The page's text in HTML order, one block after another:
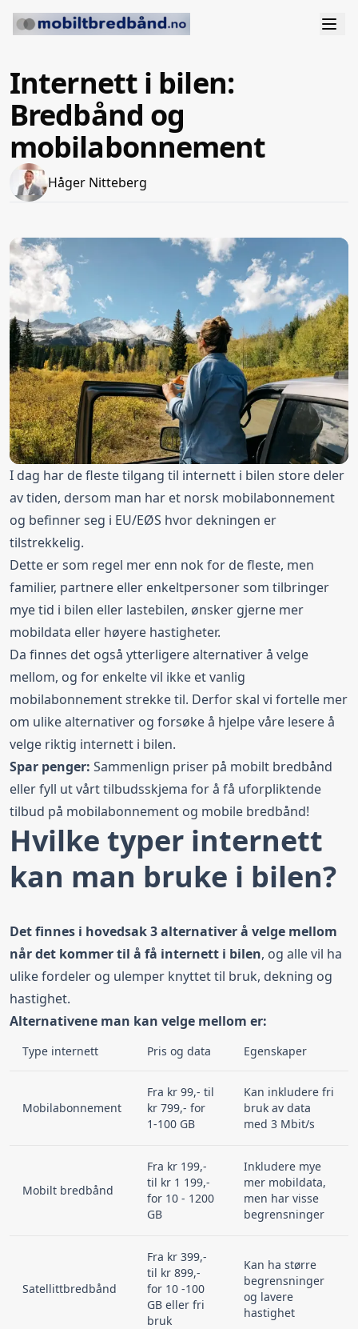
Internett i bilen:
Bredbånd og
mobilabonnement
Håger Nitteberg
I dag har de fleste tilgang til internett i bilen store deler
av tiden, dersom man har et norsk mobilabonnement
og befinner seg i EU/EØS hvor dekningen er
tilstrekkelig.
Dette er som regel mer enn nok for de fleste, men
familier, partnere eller enkeltpersoner som tilbringer
mye tid i bilen eller lastebilen, ønsker gjerne mer
mobildata eller høyere hastigheter.
Da finnes det også ytterligere alternativer å velge
mellom, og for enkelte vil ikke et vanlig
mobilabonnement strekke til. Derfor skal vi fortelle mer
om ulike alternativer og forsøke å hjelpe våre lesere å
velge riktig internett i bilen.
Spar penger: Sammenlign priser på mobilt bredbånd
eller fyll ut vårt tilbudsskjema for å få uforpliktende
tilbud på mobilabonnement og mobile bredbånd!
Hvilke typer internett
kan man bruke i bilen?
Det finnes i hovedsak 3 alternativer å velge mellom
når det kommer til å få internett i bilen, og alle vil ha
ulike fordeler og ulemper knyttet til bruk, dekning og
hastighet.
Alternativene man kan velge mellom er:
Type internett Pris og data Egenskaper
Mobilabonnement
Fra kr 99,- til
kr 799,- for
1-100 GB
Kan inkludere fri
bruk av data
med 3 Mbit/s
Mobilt bredbånd
Fra kr 199,-
til kr 1 199,-
for 10 - 1200
GB
Inkludere mye
mer mobildata,
men har visse
begrensninger
Satellittbredbånd
Fra kr 399,-
til kr 899,-
for 10 -100
GB eller fri
bruk
Kan ha større
begrensninger
og lavere
hastighet